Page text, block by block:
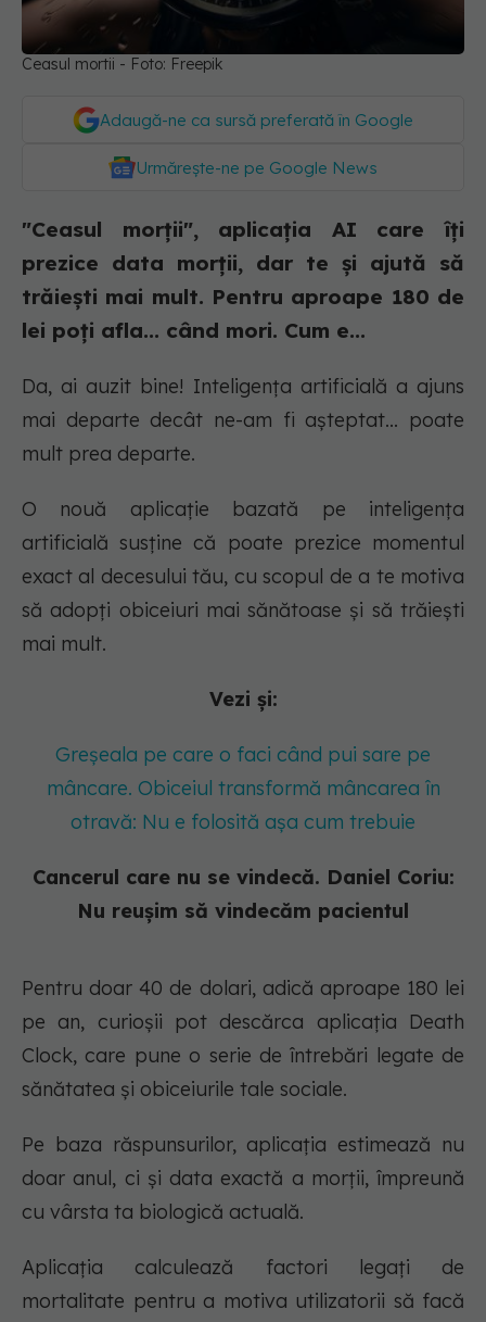
Ceasul mortii - Foto: Freepik
Adaugă-ne ca sursă preferată în Google
Urmărește-ne pe Google News
"Ceasul morții", aplicația AI care îți
prezice data morții, dar te și ajută să
trăiești mai mult. Pentru aproape 180 de
lei poți afla... când mori. Cum e...
Da, ai auzit bine! Inteligența artificială a ajuns
mai departe decât ne-am fi așteptat... poate
mult prea departe.
O nouă aplicație bazată pe inteligența
artificială susține că poate prezice momentul
exact al decesului tău, cu scopul de a te motiva
să adopți obiceiuri mai sănătoase și să trăiești
mai mult.
Vezi și:
Greșeala pe care o faci când pui sare pe
mâncare. Obiceiul transformă mâncarea în
otravă: Nu e folosită așa cum trebuie
Cancerul care nu se vindecă. Daniel Coriu:
Nu reușim să vindecăm pacientul
Pentru doar 40 de dolari, adică aproape 180 lei
pe an, curioșii pot descărca aplicația Death
Clock, care pune o serie de întrebări legate de
sănătatea și obiceiurile tale sociale.
Pe baza răspunsurilor, aplicația estimează nu
doar anul, ci și data exactă a morții, împreună
cu vârsta ta biologică actuală.
Aplicația calculează factori legați de
mortalitate pentru a motiva utilizatorii să facă